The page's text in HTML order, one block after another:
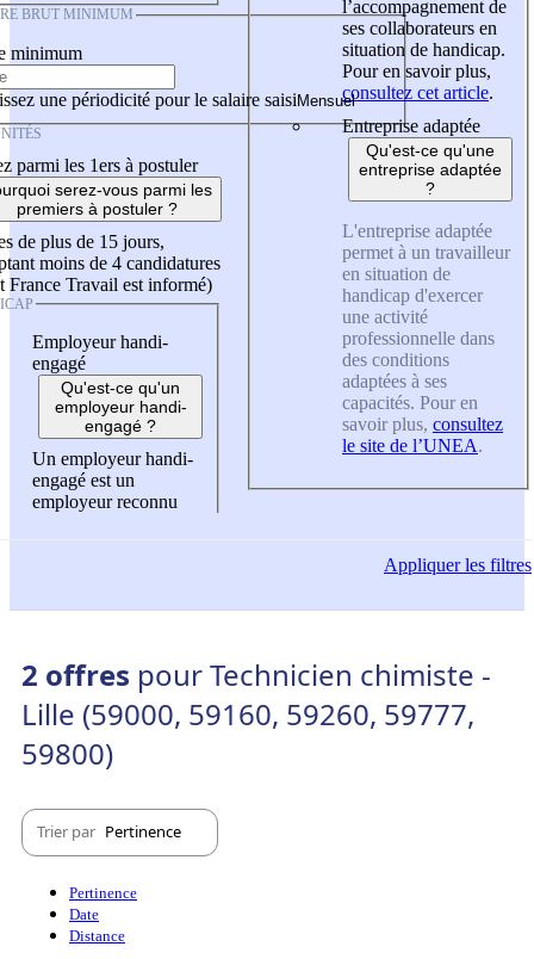
BRUT MINIMUM
minimum
une périodicité pour le salaire saisi
parmi les 1ers à postuler
serez-vous parmi les
premiers à postuler ?
de plus de 15 jours,
moins de 4 candidatures
France Travail est informé)
Employeur handi-
engagé
Qu'est-ce qu'un
employeur handi-
engagé ?
Un employeur handi-
engagé est un
employeur reconnu
l’accompagnement de
ses collaborateurs en
situation de handicap.
Pour en savoir plus,
consultez cet article.
Entreprise adaptée
Qu'est-ce qu'une
entreprise adaptée
?
L'entreprise adaptée
permet à un travailleur
en situation de
handicap d'exercer
une activité
professionnelle dans
des conditions
adaptées à ses
capacités. Pour en
savoir plus, consultez
le site de l’UNEA.
Appliquerles filtres
2 offres pour Technicien chimiste -
Lille (59000, 59160, 59260, 59777,
59800)
Trier par Pertinence
Pertinence
Date
Distance